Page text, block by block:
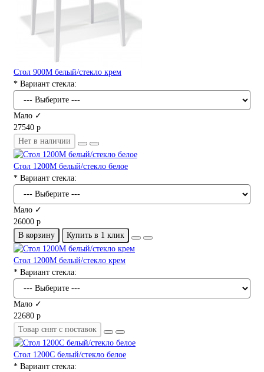
Стол 900М белый/стекло крем
* Вариант стекла:
Мало ✓
27540 р
Нет в наличии
Стол 1200М белый/стекло белое
* Вариант стекла:
Мало ✓
26000 р
В корзину
Купить в 1 клик
Стол 1200М белый/стекло крем
* Вариант стекла:
Мало ✓
22680 р
Товар снят с поставок
Стол 1200С белый/стекло белое
* Вариант стекла: